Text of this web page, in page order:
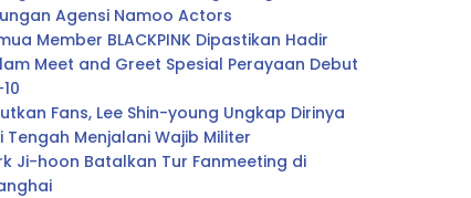
Agensi Namoo Actors
Member BLACKPINK Dipastikan Hadir
Meet and Greet Spesial Perayaan Debut
Fans, Lee Shin-young Ungkap Dirinya
Tengah Menjalani Wajib Militer
Ji-hoon Batalkan Tur Fanmeeting di